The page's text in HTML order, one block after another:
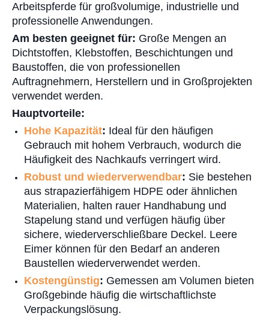
Arbeitspferde für großvolumige, industrielle und
professionelle Anwendungen.
Am besten geeignet für: Große Mengen an
Dichtstoffen, Klebstoffen, Beschichtungen und
Baustoffen, die von professionellen
Auftragnehmern, Herstellern und in Großprojekten
verwendet werden.
Hauptvorteile:
Hohe Kapazität: Ideal für den häufigen
Gebrauch mit hohem Verbrauch, wodurch die
Häufigkeit des Nachkaufs verringert wird.
Robust und wiederverwendbar: Sie bestehen
aus strapazierfähigem HDPE oder ähnlichen
Materialien, halten rauer Handhabung und
Stapelung stand und verfügen häufig über
sichere, wiederverschließbare Deckel. Leere
Eimer können für den Bedarf an anderen
Baustellen wiederverwendet werden.
Kostengünstig: Gemessen am Volumen bieten
Großgebinde häufig die wirtschaftlichste
Verpackungslösung.